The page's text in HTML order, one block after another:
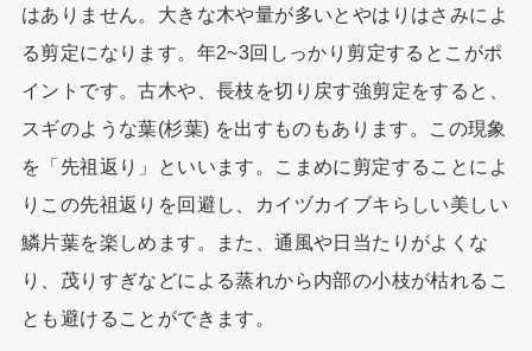
はありません。大きな木や量が多いとやはりはさみによ
る剪定になります。年2~3回しっかり剪定するとこがポ
イントです。古木や、長枝を切り戻す強剪定をすると、
スギのような葉(杉葉) を出すものもあります。この現象
を「先祖返り」といいます。こまめに剪定することによ
りこの先祖返りを回避し、カイヅカイブキらしい美しい
鱗片葉を楽しめます。また、通風や日当たりがよくな
り、茂りすぎなどによる蒸れから内部の小枝が枯れるこ
とも避けることができます。